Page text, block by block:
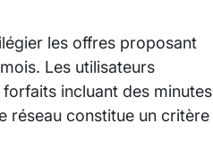
les offres proposant
Les utilisateurs
incluant des minutes
réseau constitue un critère